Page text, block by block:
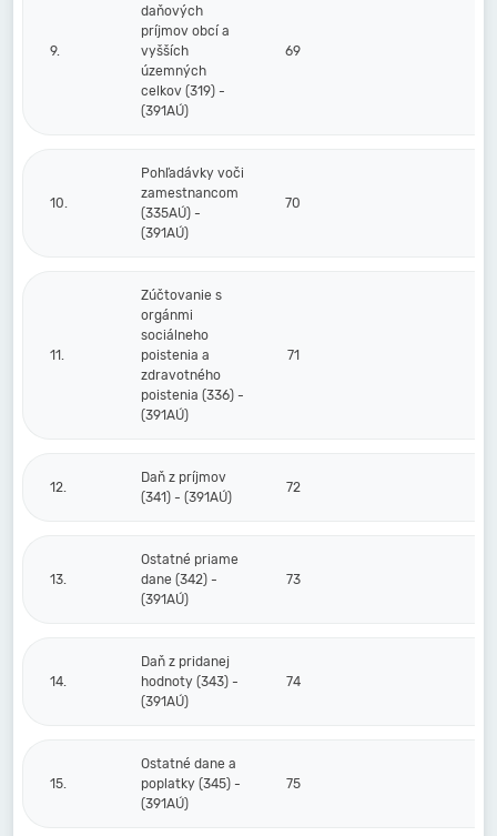
9.
daňových
príjmov obcí a
vyšších
územných
celkov (319) -
(391AÚ)
69
10.
Pohľadávky voči
zamestnancom
(335AÚ) -
(391AÚ)
70
11.
Zúčtovanie s
orgánmi
sociálneho
poistenia a
zdravotného
poistenia (336) -
(391AÚ)
71
12.
Daň z príjmov
(341) - (391AÚ)
72
13.
Ostatné priame
dane (342) -
(391AÚ)
73
14.
Daň z pridanej
hodnoty (343) -
(391AÚ)
74
15.
Ostatné dane a
poplatky (345) -
(391AÚ)
75